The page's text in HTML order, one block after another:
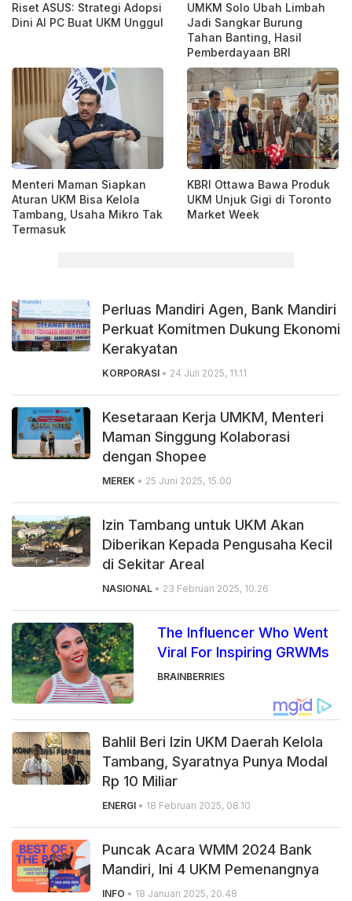
Riset ASUS: Strategi Adopsi
Dini AI PC Buat UKM Unggul
UMKM Solo Ubah Limbah
Jadi Sangkar Burung
Tahan Banting, Hasil
Pemberdayaan BRI
Menteri Maman Siapkan
Aturan UKM Bisa Kelola
Tambang, Usaha Mikro Tak
Termasuk
KBRI Ottawa Bawa Produk
UKM Unjuk Gigi di Toronto
Market Week
Perluas Mandiri Agen, Bank Mandiri
Perkuat Komitmen Dukung Ekonomi
Kerakyatan
KORPORASI • 24 Juli 2025, 11.11
Kesetaraan Kerja UMKM, Menteri
Maman Singgung Kolaborasi
dengan Shopee
MEREK • 25 Juni 2025, 15.00
Izin Tambang untuk UKM Akan
Diberikan Kepada Pengusaha Kecil
di Sekitar Areal
NASIONAL • 23 Februari 2025, 10.26
The Influencer Who Went
Viral For Inspiring GRWMs
BRAINBERRIES
Bahlil Beri Izin UKM Daerah Kelola
Tambang, Syaratnya Punya Modal
Rp 10 Miliar
ENERGI • 18 Februari 2025, 08.10
Puncak Acara WMM 2024 Bank
Mandiri, Ini 4 UKM Pemenangnya
INFO • 18 Januari 2025, 20.48